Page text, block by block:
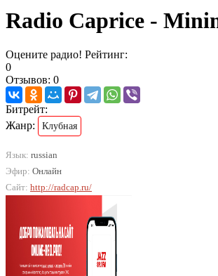
Radio Caprice -
Оцените радио! Рейтинг:
0
Отзывов: 0
Битрейт:
Жанр:
Клубная
Язык: russian
Эфир: Онлайн
Сайт: http://radcap.ru/